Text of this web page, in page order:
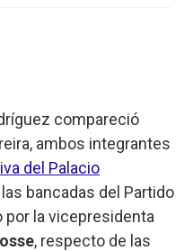
compareció
ambos integrantes
del Palacio
bancadas del Partido
la vicepresidenta
, respecto de las